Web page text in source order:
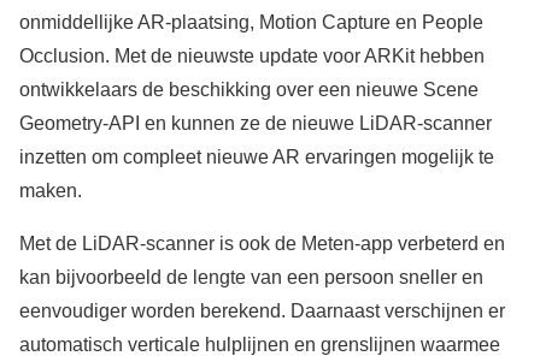
onmiddellijke AR-plaatsing, Motion Capture en People
Occlusion. Met de nieuwste update voor ARKit hebben
ontwikkelaars de beschikking over een nieuwe Scene
Geometry-API en kunnen ze de nieuwe LiDAR-scanner
inzetten om compleet nieuwe AR ervaringen mogelijk te
maken.
Met de LiDAR-scanner is ook de Meten-app verbeterd en
kan bijvoorbeeld de lengte van een persoon sneller en
eenvoudiger worden berekend. Daarnaast verschijnen er
automatisch verticale hulplijnen en grenslijnen waarmee